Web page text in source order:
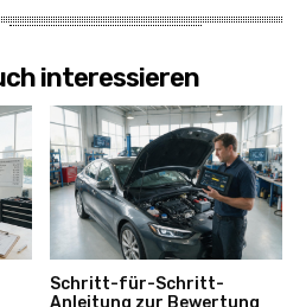
interessieren
Schritt-für-Schritt-
Anleitung zur Bewertung